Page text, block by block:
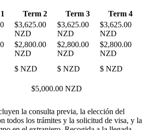
Term 2 Term 3
Term 4
$3,625.00
NZD
$3,625.00
NZD
$3,625.00
NZD
$2,800.00
NZD
$2,800.00
NZD
$2,800.00
NZD
$ NZD $ NZD
$ NZD
$5,000.00 NZD
la consulta previa, la elección del
todos los trámites y la solicitud de visa, y la